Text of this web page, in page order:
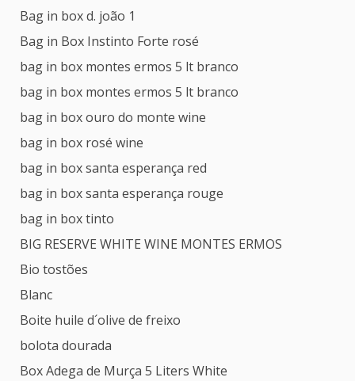
Bag in box d. joão 1
Bag in Box Instinto Forte rosé
bag in box montes ermos 5 lt branco
bag in box montes ermos 5 lt branco
bag in box ouro do monte wine
bag in box rosé wine
bag in box santa esperança red
bag in box santa esperança rouge
bag in box tinto
BIG RESERVE WHITE WINE MONTES ERMOS
Bio tostões
Blanc
Boite huile d´olive de freixo
bolota dourada
Box Adega de Murça 5 Liters White